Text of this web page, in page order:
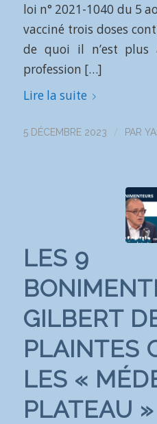
loi n° 2021-1040 du 5
vacciné trois doses
de quoi il n’est plus
profession […]
Lire la suite
5 DÉCEMBRE 2023 / PAR
LES 9
GILBERT
PLAINTES
LES «
PLATEAU »